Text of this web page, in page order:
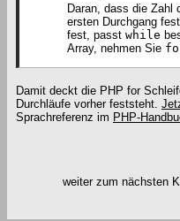
Daran, dass die Zahl
ersten Durchgang
fest, passt while
Array, nehmen Sie
Damit deckt die PHP for
Durchläufe vorher feststeht.
Sprachreferenz im PHP-
weiter zum nächsten